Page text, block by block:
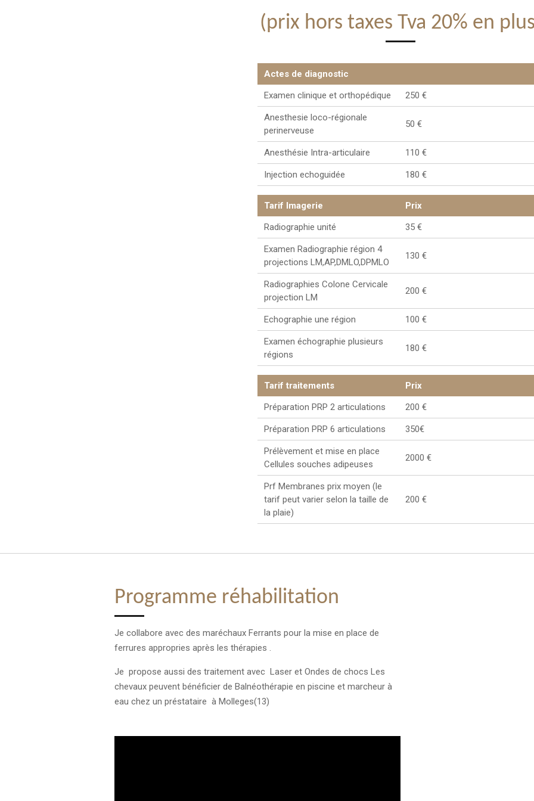
(prix hors taxes Tva 20% en
Actes de diagnostic
Examen clinique et orthopédique
250 €
Anesthesie loco-régionale
perinerveuse
50 €
Anesthésie Intra-articulaire 110 €
Injection echoguidée 180 €
Tarif Imagerie
Prix
Radiographie unité
35 €
Examen Radiographie région 4
projections LM,AP,DMLO,DPMLO
130 €
Radiographies Colone Cervicale
projection LM
200 €
Echographie une région 100 €
Examen échographie plusieurs
régions
180 €
Tarif traitements
Prix
Préparation PRP 2 articulations
200 €
Préparation PRP 6 articulations 350€
Prélèvement et mise en place
Cellules souches adipeuses
2000 €
Prf Membranes prix moyen (le
tarif peut varier selon la taille de
la plaie)
200 €
Programme réhabilitation
Je collabore avec des maréchaux Ferrants pour la mise en place de
ferrures appropries après les thérapies .
Je propose aussi des traitement avec Laser et Ondes de chocs Les
chevaux peuvent bénéficier de Balnéothérapie en piscine et marcheur à
eau chez un préstataire à Molleges(13)